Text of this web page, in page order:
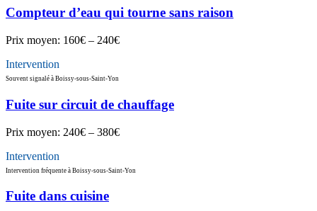
Compteur d’eau qui tourne sans raison
Prix moyen: 160€ – 240€
Intervention
Souvent signalé à Boissy-sous-Saint-Yon
Fuite sur circuit de chauffage
Prix moyen: 240€ – 380€
Intervention
Intervention fréquente à Boissy-sous-Saint-Yon
Fuite dans cuisine